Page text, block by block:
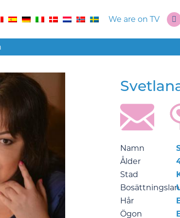
We are on TV
Namn
Ålder
Stad
Hår
Ögon